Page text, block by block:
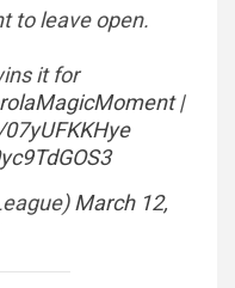
to leave open.
it for
|
March 12,